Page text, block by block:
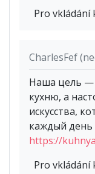
Pro vkládání
CharlesFef
Наша цель —
кухню, а
искусства,
каждый день
https://
Pro vkládání